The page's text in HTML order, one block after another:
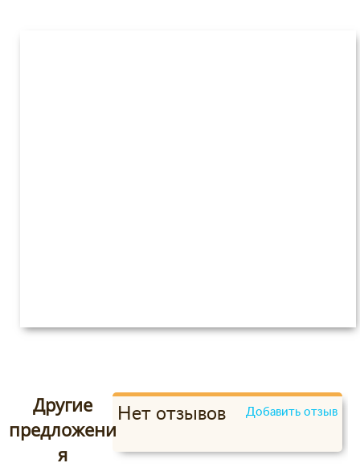
Другие
предложени
я
Нет отзывов Добавить отзыв